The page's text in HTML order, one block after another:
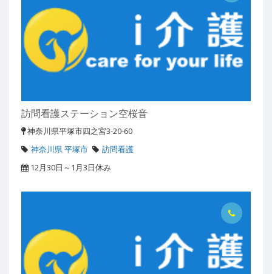
訪問看護ステーション空桜音
神奈川県平塚市四之宮3-20-60
神奈川県 平塚市
訪問看護
12月30日～1月3日休み